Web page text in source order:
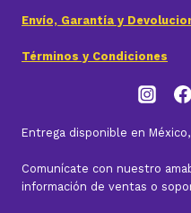
Envío, Garantía y
Términos y Condiciones
Entrega disponible en
Comunícate con nuestro
información de ventas o